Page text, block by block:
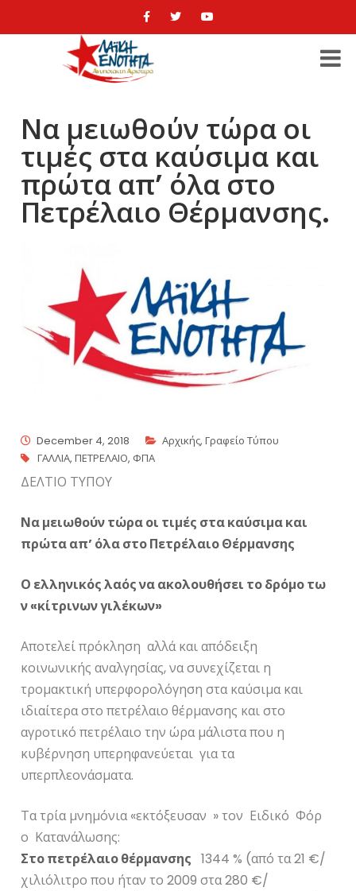
Να μειωθούν τώρα οι
τιμές στα καύσιμα και
πρώτα απ’ όλα στο
Πετρέλαιο Θέρμανσης.
December 4, 2018 Αρχικής,Γραφείο Τύπου
ΓΑΛΛΙΑ,ΠΕΤΡΕΛΑΙΟ, ΦΠΑ
ΔΕΛΤΙΟ ΤΥΠΟΥ
Να μειωθούν τώρα οι τιμές στα καύσιμα και
πρώτα απ’ όλα στο Πετρέλαιο Θέρμανσης
Ο ελληνικός λαός να ακολουθήσει το δρόμο τω
ν «κίτρινων γιλέκων»
Αποτελεί πρόκληση αλλά και απόδειξη
κοινωνικής αναλγησίας, να συνεχίζεται η
τρομακτική υπερφορολόγηση στα καύσιμα και
ιδιαίτερα στο πετρέλαιο θέρμανσης και στο
αγροτικό πετρέλαιο την ώρα μάλιστα που η
κυβέρνηση υπερηφανεύεται για τα
υπερπλεονάσματα.
Τα τρία μνημόνια «εκτόξευσαν » τον Ειδικό Φόρ
ο Κατανάλωσης:
Στο πετρέλαιο θέρμανσης 1344 % (από τα 21 €/
χιλιόλιτρο που ήταν το 2009 στα 280 €/